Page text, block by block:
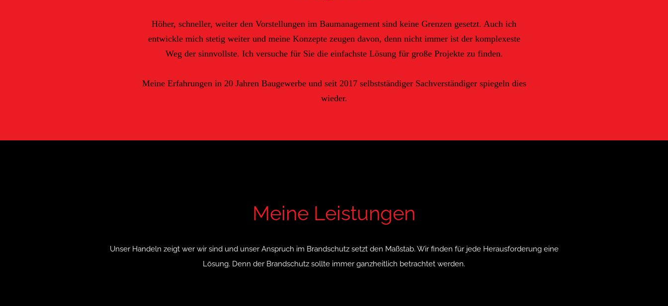
Höher, schneller, weiter den Vorstellungen im Baumanagement sind keine Grenzen gesetzt. Auch ich
entwickle mich stetig weiter und meine Konzepte zeugen davon, denn nicht immer ist der komplexeste
Weg der sinnvollste. Ich versuche für Sie die einfachste Lösung für große Projekte zu finden.
Meine Erfahrungen in 20 Jahren Baugewerbe und seit 2017 selbstständiger Sachverständiger spiegeln dies
wieder.
Meine Leistungen
Unser Handeln zeigt wer wir sind und unser Anspruch im Brandschutz setzt den Maßstab. Wir finden für jede Herausforderung eine
Lösung. Denn der Brandschutz sollte immer ganzheitlich betrachtet werden.